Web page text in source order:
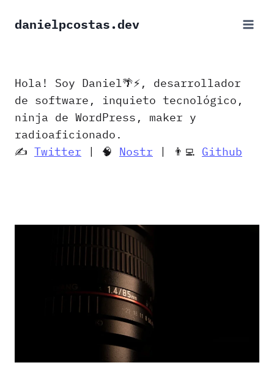
danielpcostas.dev
Hola! Soy Daniel🌴⚡️, desarrollador
de software, inquieto tecnológico,
ninja de WordPress, maker y
radioaficionado.
✍️ Twitter | 🧠 Nostr | 👨‍💻 Github